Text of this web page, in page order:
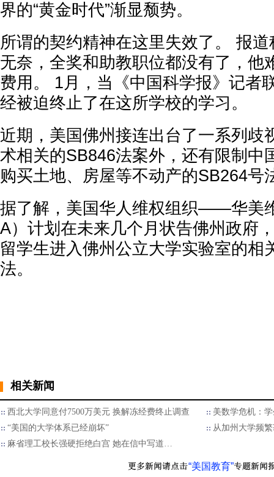
界的“黄金时代”渐显颓势。
所谓的契约精神在这里失效了。 报
无奈，全奖和助教职位都没有了，他
费用。 1月，当《中国科学报》记者
经被迫终止了在这所学校的学习。
近期，美国佛州接连出台了一系列歧
术相关的SB846法案外，还有限制中
购买土地、房屋等不动产的SB264号
据了解，美国华人维权组织——华美
A）计划在未来几个月状告佛州政府
留学生进入佛州公立大学实验室的相
法。
相关新闻
西北大学同意付7500万美元 换解冻经费终止调查
美数学危机：
“美国的大学体系已经崩坏”
从加州大学频
麻省理工校长强硬拒绝白宫 她在信中写道…
“美国教育”